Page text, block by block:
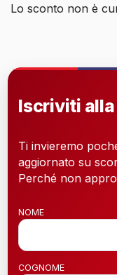
Lo sconto non è
Iscriviti
Ti invieremo
aggiornato su
Perché non
NOME
COGNOME